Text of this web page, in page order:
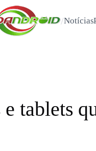
/Notícias
tablets